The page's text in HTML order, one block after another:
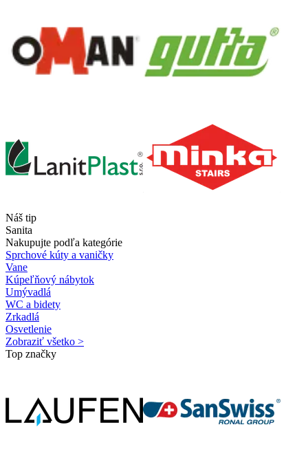
Náš tip
Sanita
Nakupujte podľa kategórie
Sprchové kúty a vaničky
Vane
Kúpeľňový nábytok
Umývadlá
WC a bidety
Zrkadlá
Osvetlenie
Zobraziť všetko >
Top značky